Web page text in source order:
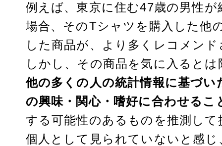
例えば、東京に住む47歳の男性
場合、そのTシャツを購入した他
した商品が、より多くレコメン
しかし、その商品を気に入ると
他の多くの人の統計情報に基づ
の興味・関心・嗜好に合わせるこ
する可能性のあるものを推測し
個人として見られていないと感